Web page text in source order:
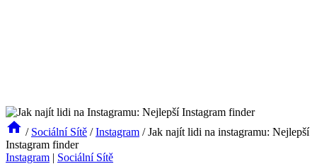
/ Sociální Sítě / Instagram / Jak najít lidi na instagramu: Nejlepší
Instagram finder
Instagram | Sociální Sítě